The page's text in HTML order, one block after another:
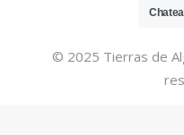
© 2025 Tierras de